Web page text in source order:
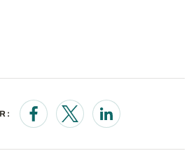
:
Opens in a new window
Opens in a new window
Opens in a new